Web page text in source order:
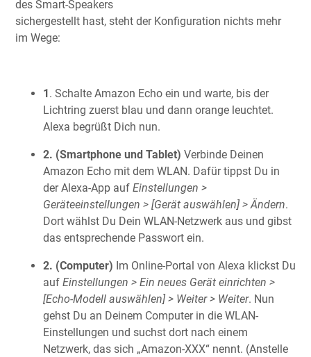
des Smart-Speakers
sichergestellt hast, steht der Konfiguration nichts mehr
im Wege:
1 . Schalte Amazon Echo ein und warte, bis der
Lichtring zuerst blau und dann orange leuchtet.
Alexa begrüßt Dich nun.
2. (Smartphone und Tablet) Verbinde Deinen
Amazon Echo mit dem WLAN. Dafür tippst Du in
der Alexa-App auf Einstellungen >
Geräteeinstellungen > [Gerät auswählen] > Ändern.
Dort wählst Du Dein WLAN-Netzwerk aus und gibst
das entsprechende Passwort ein.
2. (Computer) Im Online-Portal von Alexa klickst Du
auf Einstellungen > Ein neues Gerät einrichten >
[Echo-Modell auswählen] > Weiter > Weiter. Nun
gehst Du an Deinem Computer in die WLAN-
Einstellungen und suchst dort nach einem
Netzwerk, das sich „Amazon-XXX“ nennt. (Anstelle